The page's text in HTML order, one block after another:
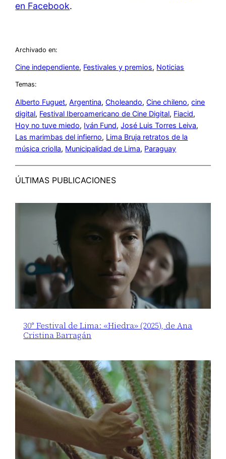
en Facebook.
Archivado en:
Cine independiente, Festivales y premios, Noticias
Temas:
Alberto Fuguet, Argentina, Choleando, Cine chileno, cine
digital, Festival Iberoamericano de Cine Digital, Fiacid
Hoy no tuve miedo, Iván Fund, José Luis Torres Leiva
Las marimbas del infierno, Lima Bruja retratos de la
música criolla, Municipalidad de Lima, Paraguay
ÚLTIMAS PUBLICACIONES
30° Festival de Lima: «Hiedra» (2025), de Ana
Cristina Barragán